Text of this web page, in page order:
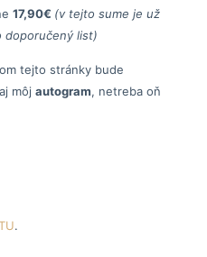
17,90€ (v tejto sume je už
doporučený list)
tejto stránky bude
môj autogram, netreba oň
.